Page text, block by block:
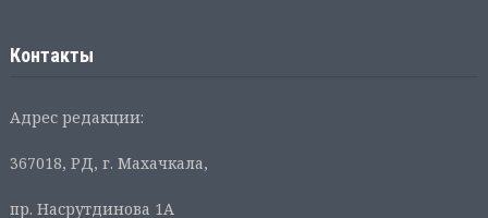
Контакты
Адрес редакции:
367018, РД, г. Махачкала,
пр. Насрутдинова 1А